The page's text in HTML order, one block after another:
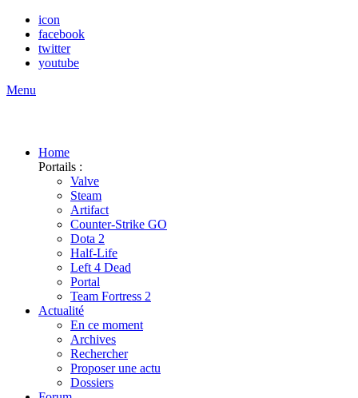
icon
facebook
twitter
youtube
Menu
Home
Portails :
Valve
Steam
Artifact
Counter-Strike GO
Dota 2
Half-Life
Left 4 Dead
Portal
Team Fortress 2
Actualité
En ce moment
Archives
Rechercher
Proposer une actu
Dossiers